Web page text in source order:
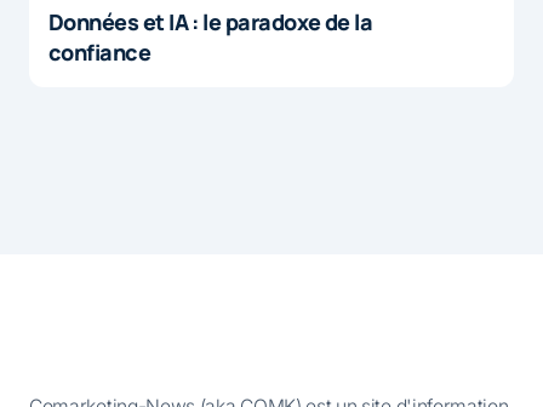
Données et IA : le paradoxe de la
confiance